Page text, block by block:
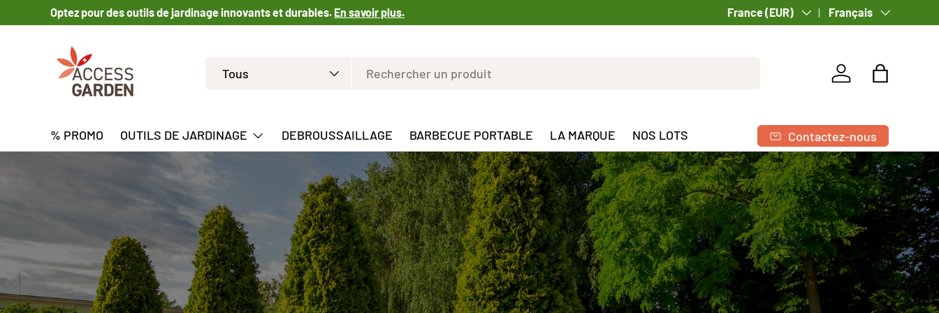
ALLER AU CONTENU
Optez pour des outils de jardinage innovants et durables. En savoir plus. Pays
France (EUR) LangueFrançais
Tous
Se connecter
Panier
% PROMO OUTILS DE JARDINAGE DEBROUSSAILLAGE BARBECUE PORTABLE LA MARQUE NOS LOTS Contactez-nous